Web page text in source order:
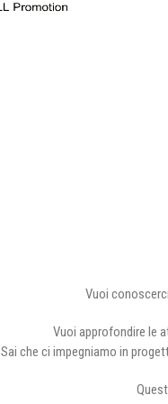
Vuoi
Vuoi approfondire le
Sai che ci impegniamo in